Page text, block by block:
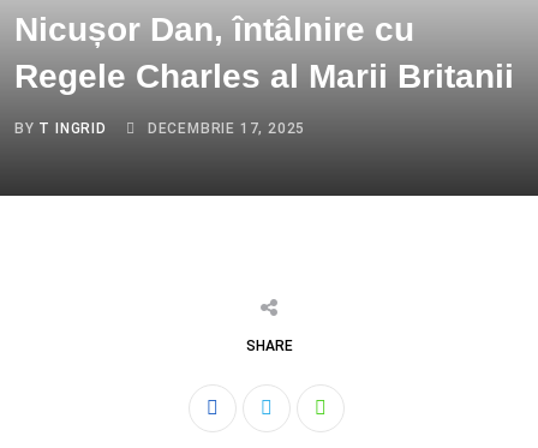
Nicușor Dan, întâlnire cu
Regele Charles al Marii Britanii
BY T INGRID DECEMBRIE 17, 2025
SHARE
Whatsapp